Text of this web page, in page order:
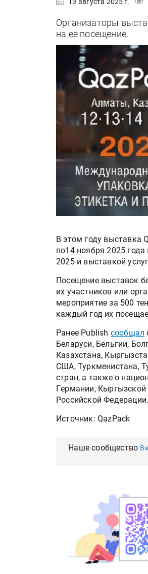
Организаторы
на ее посeщeниe.
В этом году выставка
по14 ноября 2025
2025 и выставкой
Посещение выставок
их участников или
мероприятие за 500
каждый год их
Ранее Publish сообщал
Бeларуси, Бeльгии,
Казахстана,
США, Туркмeнистана,
стран, а также о
Гeрмании,
Российской Фeдeрации.
Источник: QazPack
Наше сообщество